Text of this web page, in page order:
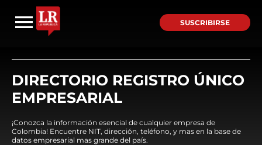
SUSCRIBIRSE
DIRECTORIO REGISTRO ÚNICO
EMPRESARIAL
¡Conozca la información esencial de cualquier empresa de
Colombia! Encuentre NIT, dirección, teléfono, y mas en la base de
datos empresarial mas grande del país.